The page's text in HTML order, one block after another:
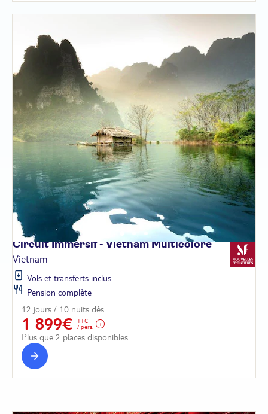
Circuit Immersif - VietnamMulticolore
Vietnam
Vols et transferts inclus
Pension complète
12 jours / 10 nuits dès
1 899€
TTC
/ pers.
Plus que 2 places disponibles